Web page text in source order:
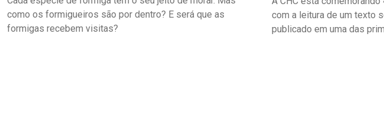
como os formigueiros são por dentro? E será que as
formigas recebem visitas?
com a leitura de um texto
publicado em uma das